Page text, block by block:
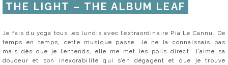
THE LIGHT – THE ALBUM LEAF
Je fais du yoga tous les lundis avec l’extraordinaire Pia Le Cannu. De
temps en temps, cette musique passe. Je ne la connaissais pas
mais dès que je l’entends, elle me met les poils direct. J’aime sa
douceur et son inexorabilité qui s’en dégagent et que je trouve